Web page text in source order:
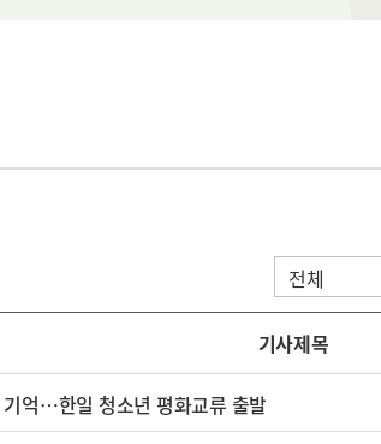
기사제목
억…한일 청소년 평화교류 출발